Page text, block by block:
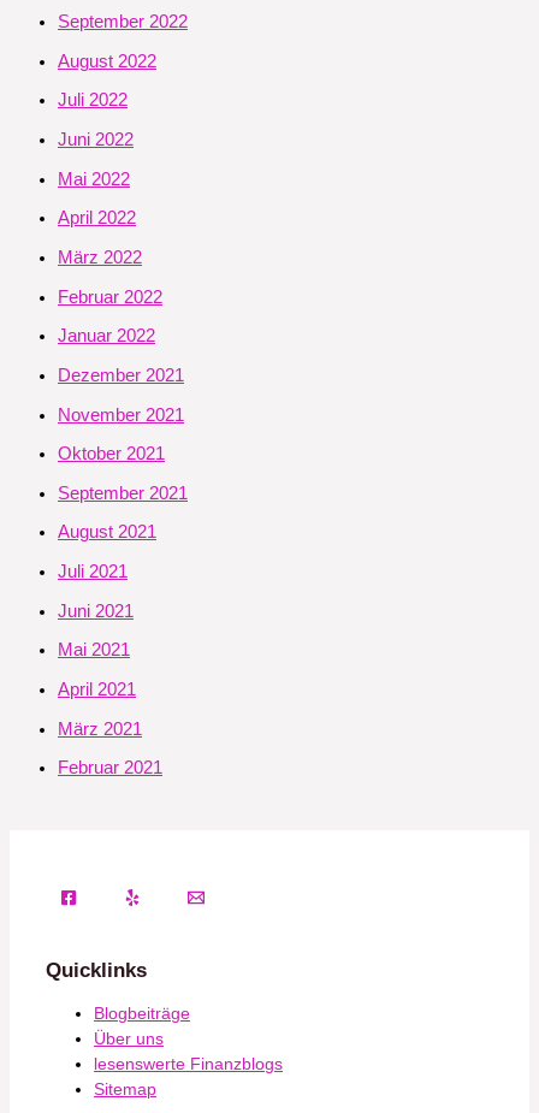
September 2022
August 2022
Juli 2022
Juni 2022
Mai 2022
April 2022
März 2022
Februar 2022
Januar 2022
Dezember 2021
November 2021
Oktober 2021
September 2021
August 2021
Juli 2021
Juni 2021
Mai 2021
April 2021
März 2021
Februar 2021
Quicklinks
Blogbeiträge
Über uns
lesenswerte Finanzblogs
Sitemap